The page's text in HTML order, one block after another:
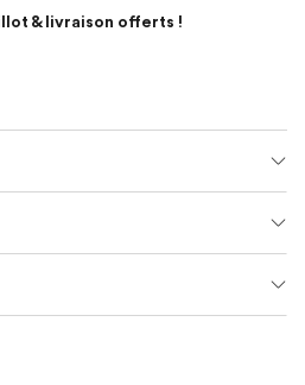
& livraison offerts !